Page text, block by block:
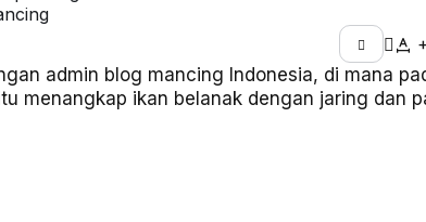
admin blog mancing Indonesia, di mana
menangkap ikan belanak dengan jaring dan